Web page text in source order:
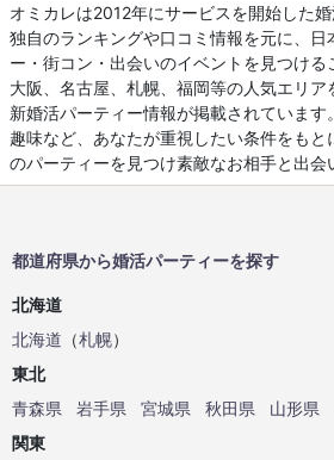
オミカレは2012年にサービスを開始した婚
独自のランキングや口コミ情報を元に、日
ー・街コン・出会いのイベントを見つける
大阪、名古屋、札幌、福岡等の人気エリ
新婚活パーティー情報が掲載されています
趣味など、あなたが重視したい条件をもと
のパーティーを見つけ素敵なお相手と出会
都道府県から婚活パーティーを探す
北海道
北海道 （札幌）
東北
青森県
岩手県 宮城県 秋田県 山形県
関東